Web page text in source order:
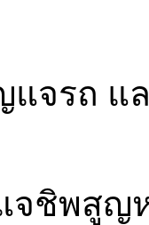
แจรถ แ
จชิพสูญ